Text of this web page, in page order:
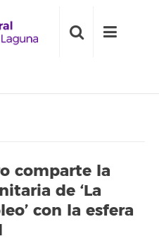
comparte la
de ‘La
con la esfera